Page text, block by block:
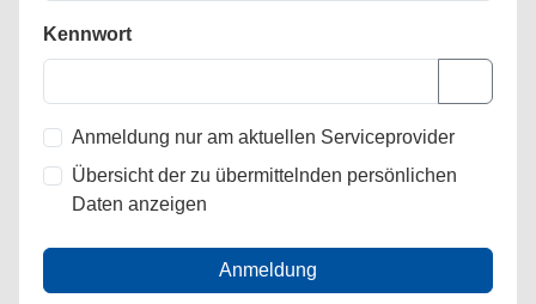
Kennwort
Anmeldung nur am aktuellen Serviceprovider
Übersicht der zu übermittelnden persönlichen
Daten anzeigen
Anmeldung